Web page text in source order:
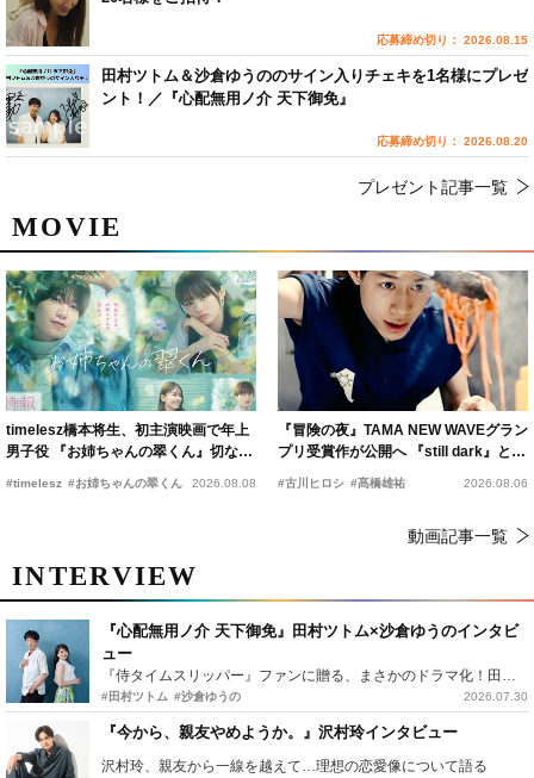
MOVIE
timelesz橋本将生、初主演映画で年上
男子役 『お姉ちゃんの翠くん』切ない
恋の幕開けを予感
#timelesz #お姉ちゃんの翠くん 2026.08.08
『冒険の夜』TAMA NEW WAVEグラン
プリ受賞作が公開へ 『still dark』と同
時上映決定
#古川ヒロシ #髙橋雄祐 2026.08.06
動画記事一覧
INTERVIEW
『心配無用ノ介 天下御免』田村ツトム×沙倉ゆうのインタビ
ュー
『侍タイムスリッパー』ファンに贈る、まさかのドラマ化！田村ツトム×沙倉ゆうのが語る『心配無用ノ介』撮影秘話
#田村ツトム #沙倉ゆうの 2026.07.30
『今から、親友やめようか。』沢村玲インタビュー
沢村玲、親友から一線を越えて…理想の恋愛像について語る
応募締め切り： 2026.08.15
田村ツトム＆沙倉ゆうののサイン入りチェキを1名様にプレゼ
ント！／『心配無用ノ介 天下御免』
応募締め切り： 2026.08.20
プレゼント記事一覧